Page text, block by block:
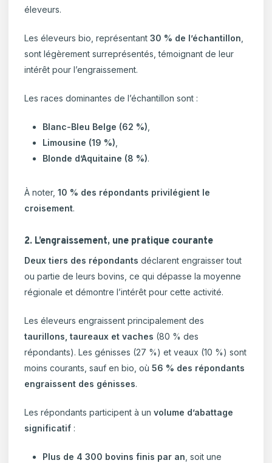
éleveurs.
Les éleveurs bio, représentant30 % de l’échantillon,
sont légèrement surreprésentés, témoignant de leur
intérêt pour l’engraissement.
Les races dominantes de l’échantillon sont :
Blanc-Bleu Belge (62 %),
Limousine (19 %),
Blonde d’Aquitaine (8 %).
À noter,10 % des répondants privilégient le
croisement.
2. L’engraissement, une pratique courante
Deux tiers des répondants déclarent engraisser tout
ou partie de leurs bovins, ce qui dépasse la moyenne
régionale et démontre l’intérêt pour cette activité.
Les éleveurs engraissent principalement des
taurillons, taureaux et vaches (80 % des
répondants). Les génisses (27 %) et veaux (10 %) sont
moins courants, sauf en bio, où56 % des répondants
engraissent des génisses.
Les répondants participent à unvolume d’abattage
significatif :
Plus de 4 300 bovins finis par an, soit une